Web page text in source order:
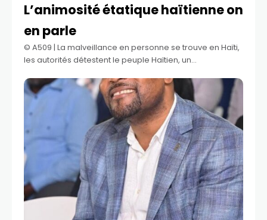
L’animosité étatique haïtienne on
en parle
©️ A509 | La malveillance en personne se trouve en Haïti,
les autorités détestent le peuple Haïtien, un
des opportunistes qui pensent que